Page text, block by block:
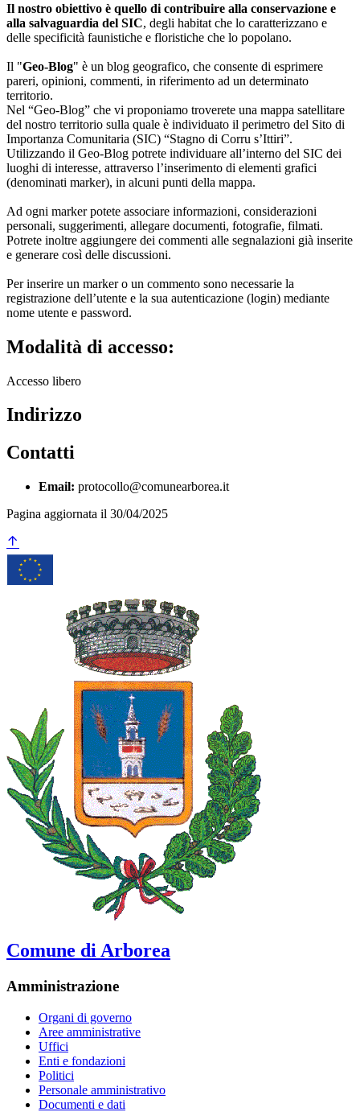
Il nostro obiettivo è quello di contribuire alla conservazione e
alla salvaguardia del SIC, degli habitat che lo caratterizzano e
delle specificità faunistiche e floristiche che lo popolano.
Il "Geo-Blog" è un blog geografico, che consente di esprimere
pareri, opinioni, commenti, in riferimento ad un determinato
territorio.
Nel “Geo-Blog” che vi proponiamo troverete una mappa satellitare
del nostro territorio sulla quale è individuato il perimetro del Sito di
Importanza Comunitaria (SIC) “Stagno di Corru s’Ittiri”.
Utilizzando il Geo-Blog potrete individuare all’interno del SIC dei
luoghi di interesse, attraverso l’inserimento di elementi grafici
(denominati marker), in alcuni punti della mappa.
Ad ogni marker potete associare informazioni, considerazioni
personali, suggerimenti, allegare documenti, fotografie, filmati.
Potrete inoltre aggiungere dei commenti alle segnalazioni già inserite
e generare così delle discussioni.
Per inserire un marker o un commento sono necessarie la
registrazione dell’utente e la sua autenticazione (login) mediante
nome utente e password.
Modalità di accesso:
Accesso libero
Indirizzo
Contatti
Email: protocollo@comunearborea.it
Pagina aggiornata il 30/04/2025
Comune di Arborea
Amministrazione
Organi di governo
Aree amministrative
Uffici
Enti e fondazioni
Politici
Personale amministrativo
Documenti e dati